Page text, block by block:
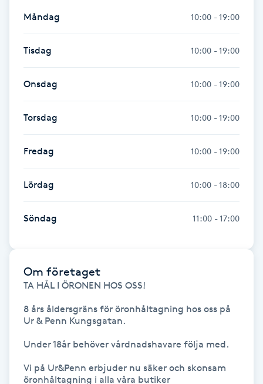
Fransförlängning Megavolym
Fransförlängning Volym
Fransk manikyr
Fransrengöring
Måndag 10:00 - 19:00
Tisdag 10:00 - 19:00
Onsdag 10:00 - 19:00
Torsdag 10:00 - 19:00
Fredag 10:00 - 19:00
Lördag 10:00 - 18:00
Söndag 11:00 - 17:00
Om företaget
TA HÅL I ÖRONEN HOS OSS!
8 års åldersgräns för öronhåltagning hos oss på
Ur & Penn Kungsgatan.
Under 18år behöver vårdnadshavare följa med.
Vi på Ur&Penn erbjuder nu säker och skonsam
öronhåltagning i alla våra butiker